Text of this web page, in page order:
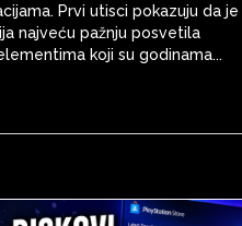
Prvi utisci pokazuju da je
najveću pažnju posvetila
koji su godinama...